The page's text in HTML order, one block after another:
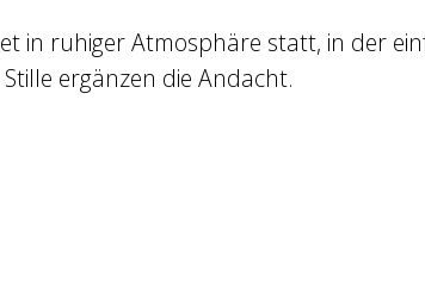
in ruhiger Atmosphäre statt, in der
ergänzen die Andacht.